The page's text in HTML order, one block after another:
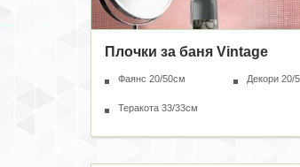
Плочки за баня Vintage
Фаянс 20/50см Декори 20/
Теракота 33/33см